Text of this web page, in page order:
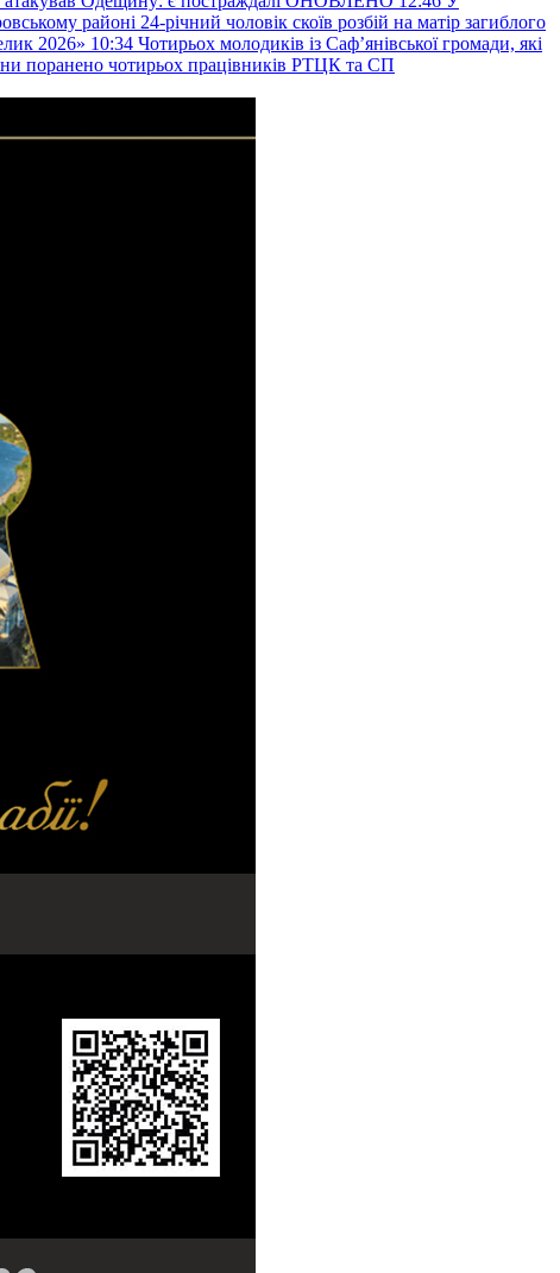
районі 24-річний чоловік скоїв розбій на матір загиблого
2026» 10:34 Чотирьох молодиків із Саф’янівської громади, які
поранено чотирьох працівників РТЦК та СП